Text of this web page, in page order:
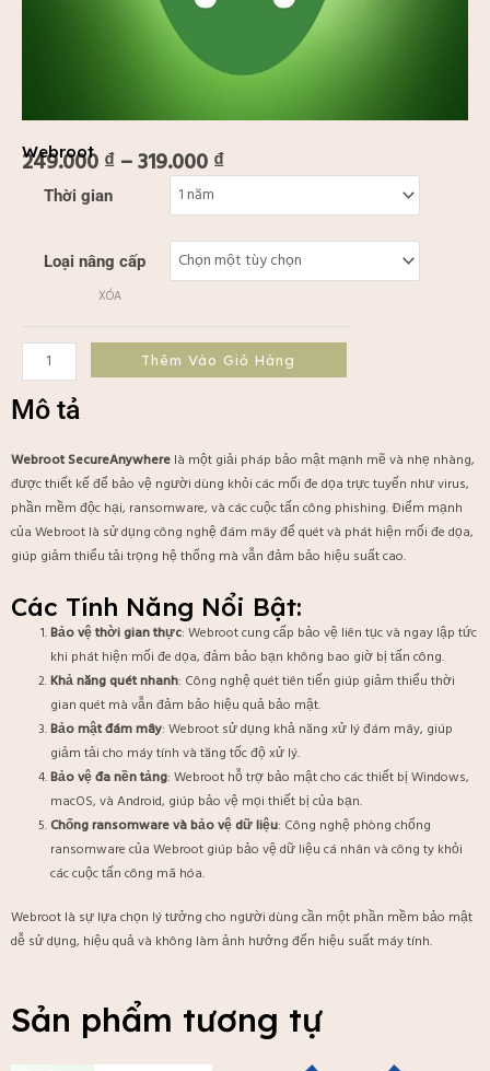
Webroot
249.000₫–319.000₫
Khoảng
giá:
249.000 ₫
đến
Thời gian
Loại nâng cấp
XÓA
Webroot
Thêm Vào Giỏ Hàng
Mô tả
Webroot SecureAnywhere là một giải pháp bảo mật mạnh mẽ và nhẹ nhàng,
được thiết kế để bảo vệ người dùng khỏi các mối đe dọa trực tuyến như virus,
phần mềm độc hại, ransomware, và các cuộc tấn công phishing. Điểm mạnh
của Webroot là sử dụng công nghệ đám mây để quét và phát hiện mối đe dọa,
giúp giảm thiểu tải trọng hệ thống mà vẫn đảm bảo hiệu suất cao.
Các Tính Năng Nổi Bật:
Bảo vệ thời gian thực: Webroot cung cấp bảo vệ liên tục và ngay lập tức
khi phát hiện mối đe dọa, đảm bảo bạn không bao giờ bị tấn công.
Khả năng quét nhanh: Công nghệ quét tiên tiến giúp giảm thiểu thời
gian quét mà vẫn đảm bảo hiệu quả bảo mật.
Bảo mật đám mây: Webroot sử dụng khả năng xử lý đám mây, giúp
giảm tải cho máy tính và tăng tốc độ xử lý.
Bảo vệ đa nền tảng: Webroot hỗ trợ bảo mật cho các thiết bị Windows,
macOS, và Android, giúp bảo vệ mọi thiết bị của bạn.
Chống ransomware và bảo vệ dữ liệu: Công nghệ phòng chống
ransomware của Webroot giúp bảo vệ dữ liệu cá nhân và công ty khỏi
các cuộc tấn công mã hóa.
Webroot là sự lựa chọn lý tưởng cho người dùng cần một phần mềm bảo mật
dễ sử dụng, hiệu quả và không làm ảnh hưởng đến hiệu suất máy tính.
Sản phẩm tương tự